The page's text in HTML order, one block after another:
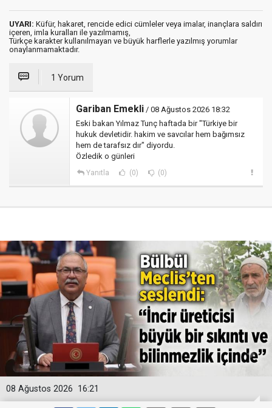
UYARI: Küfür, hakaret, rencide edici cümleler veya imalar, inançlara saldırı
içeren, imla kuralları ile yazılmamış,
Türkçe karakter kullanılmayan ve büyük harflerle yazılmış yorumlar
onaylanmamaktadır.
1 Yorum
Gariban Emekli / 08 Ağustos 2026 18:32
Eski bakan Yılmaz Tunç haftada bir "Türkiye bir
hukuk devletidir. hakim ve savcılar hem bağımsız
hem de tarafsız dır" diyordu.
Özledik o günleri
Yanıtla (0) (0)
16:21
08 Ağustos 2026